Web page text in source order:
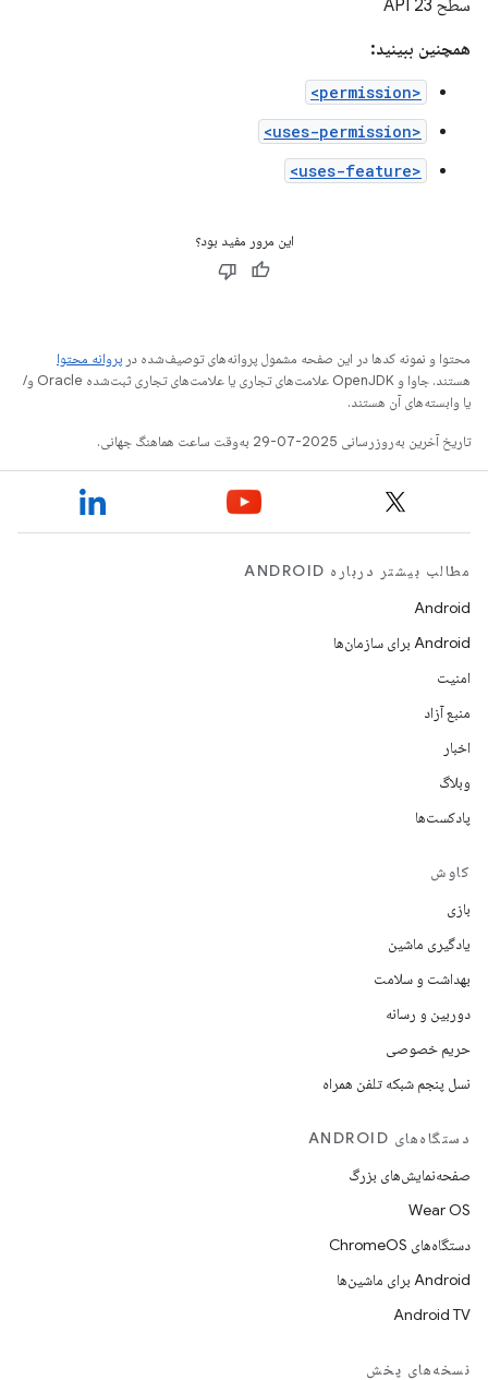
سطح API 23
همچنین ببینید:
<permission>
<uses-permission>
<uses-feature>
این مرور مفید بود؟
محتوا و نمونه کدها در این صفحه مشمول پروانه‌های توصیف‌شده در پروانه محتوا
هستند. جاوا و OpenJDK علامت‌های تجاری یا علامت‌های تجاری ثبت‌شده Oracle و/
یا وابسته‌های آن هستند.
تاریخ آخرین به‌روزرسانی 2025-07-29 به‌وقت ساعت هماهنگ جهانی.
مطالب بیشتر درباره ANDROID
Android
Android برای سازمان‌ها
امنیت
منبع آزاد
اخبار
وبلاگ
پادکست‌ها
کاوش
بازی
یادگیری ماشین
بهداشت و سلامت
دوربین و رسانه
حریم خصوصی
نسل پنجم شبکه تلفن همراه
دستگاه‌های ANDROID
صفحه‌نمایش‌های بزرگ
Wear OS
دستگاه‌های ChromeOS
Android برای ماشین‌ها
Android TV
نسخه‌های پخش